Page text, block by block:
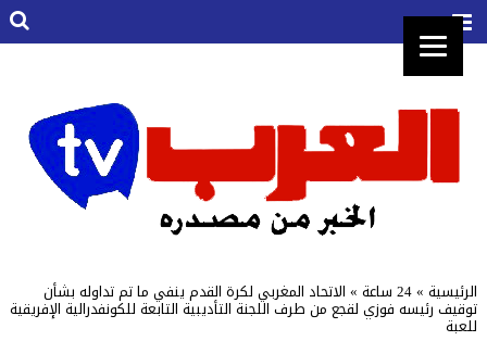
الرئيسية »24 ساعة »الاتحاد المغربي لكرة القدم ينفي ما تم تداوله بشأن
توقيف رئيسه فوزي لقجع من طرف اللجنة التأديبية التابعة للكونفدرالية الإفريقية
للعبة